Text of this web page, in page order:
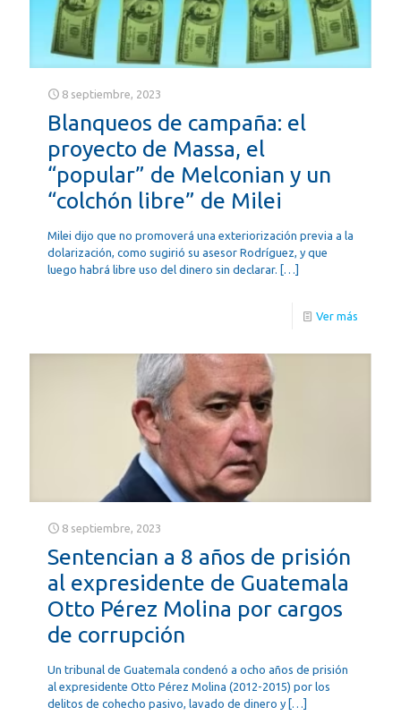
8 septiembre, 2023
Blanqueos de campaña: el
proyecto de Massa, el
“popular” de Melconian y un
“colchón libre” de Milei
Milei dijo que no promoverá una exteriorización previa a la
dolarización, como sugirió su asesor Rodríguez, y que
luego habrá libre uso del dinero sin declarar. […]
Ver más
8 septiembre, 2023
Sentencian a 8 años de prisión
al expresidente de Guatemala
Otto Pérez Molina por cargos
de corrupción
Un tribunal de Guatemala condenó a ocho años de prisión
al expresidente Otto Pérez Molina (2012-2015) por los
delitos de cohecho pasivo, lavado de dinero y […]